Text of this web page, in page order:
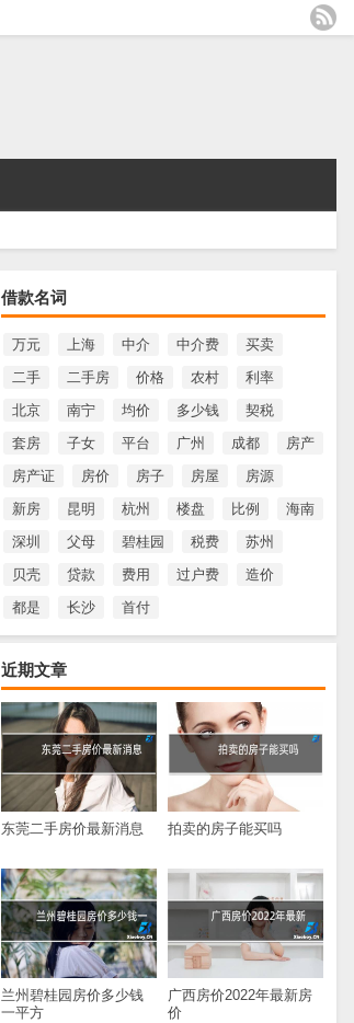
借款名词
万元 上海 中介 中介费
买卖
二手
二手房 价格 农村
利率
北京
南宁 均价 多少钱
契税
套房
子女 平台 广州 成都
房产
房产证
房价 房子 房屋
房源
新房
昆明 杭州 楼盘 比例
海南
深圳
父母 碧桂园 税费
苏州
贝壳
贷款 费用 过户费
造价
都是
长沙 首付
近期文章
东莞二手房价最新消息 拍卖的房子能买吗
兰州碧桂园房价多少钱
一平方
广西房价2022年最新房
价